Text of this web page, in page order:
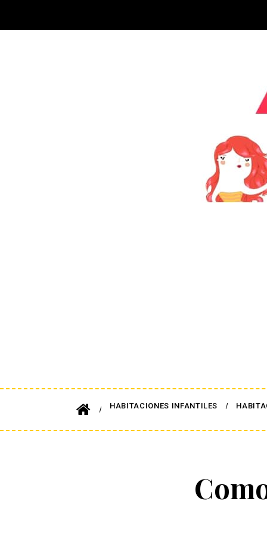
HABITACIONES INFANTILES